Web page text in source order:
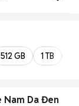
512 GB 1 TB
Da Đen